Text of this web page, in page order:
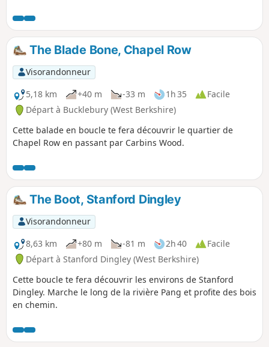
The Blade Bone, Chapel Row
Visorandonneur
5,18 km
+40 m -33 m 1h 35
Facile
Départ à Bucklebury (West Berkshire)
Cette balade en boucle te fera découvrir le quartier de
Chapel Row en passant par Carbins Wood.
The Boot, Stanford Dingley
Visorandonneur
8,63 km
+80 m -81 m 2h 40
Facile
Départ à Stanford Dingley (West Berkshire)
Cette boucle te fera découvrir les environs de Stanford
Dingley. Marche le long de la rivière Pang et profite des bois
en chemin.